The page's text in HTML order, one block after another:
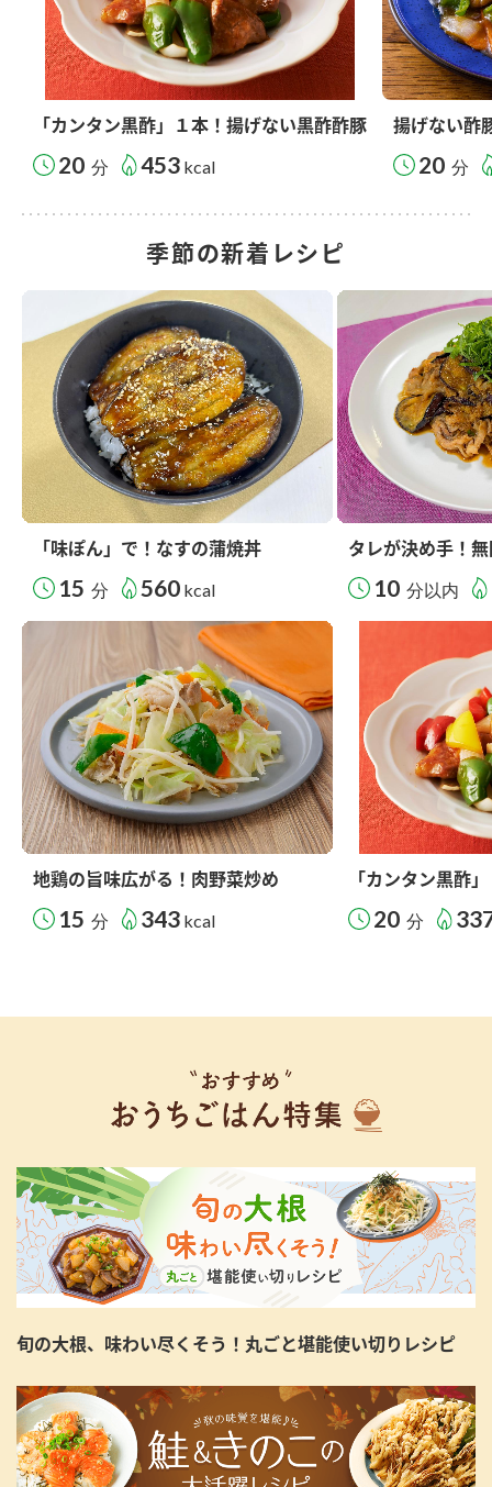
「カンタン黒酢」１本！揚げない黒酢酢豚
20 分 453 kcal
揚げない酢
20 分
季節の新着レシピ
「味ぽん」で！なすの蒲焼丼
15 分 560 kcal
タレが決め手！
10 分以内
地鶏の旨味広がる！肉野菜炒め
15 分 343 kcal
「カンタン黒酢
20 分
旬の大根、味わい尽くそう！丸ごと堪能使い切りレシピ